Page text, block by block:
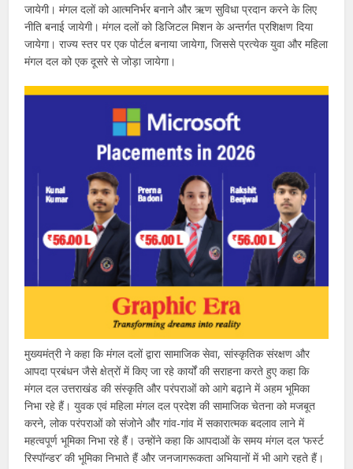
जायेगी। मंगल दलों को आत्मनिर्भर बनाने और ऋण सुविधा प्रदान करने के लिए
नीति बनाई जायेगी। मंगल दलों को डिजिटल मिशन के अन्तर्गत प्रशिक्षण दिया
जायेगा। राज्य स्तर पर एक पोर्टल बनाया जायेगा, जिससे प्रत्येक युवा और महिला
मंगल दल को एक दूसरे से जोड़ा जायेगा।
मुख्यमंत्री ने कहा कि मंगल दलों द्वारा सामाजिक सेवा, सांस्कृतिक संरक्षण और
आपदा प्रबंधन जैसे क्षेत्रों में किए जा रहे कार्यों की सराहना करते हुए कहा कि
मंगल दल उत्तराखंड की संस्कृति और परंपराओं को आगे बढ़ाने में अहम भूमिका
निभा रहे हैं। युवक एवं महिला मंगल दल प्रदेश की सामाजिक चेतना को मजबूत
करने, लोक परंपराओं को संजोने और गांव-गांव में सकारात्मक बदलाव लाने में
महत्वपूर्ण भूमिका निभा रहे हैं। उन्होंने कहा कि आपदाओं के समय मंगल दल ‘फर्स्ट
रिस्पॉन्डर’ की भूमिका निभाते हैं और जनजागरूकता अभियानों में भी आगे रहते हैं।